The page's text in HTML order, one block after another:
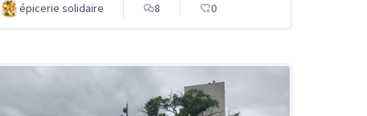
épicerie solidaire 8 0